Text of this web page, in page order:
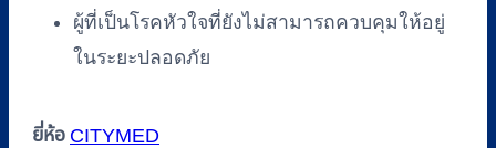
ผู้ที่เป็นโรคหัวใจที่ยังไม่สามารถควบคุมให้อยู่
ในระยะปลอดภัย
ยี่ห้อ CITYMED